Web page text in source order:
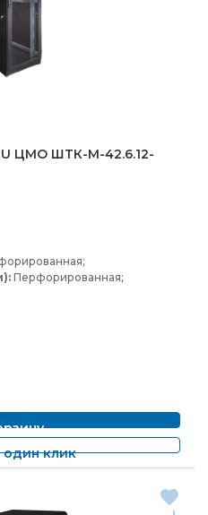
ЦМО ШТК-М-42.6.12-
Перфорированная;
один клик